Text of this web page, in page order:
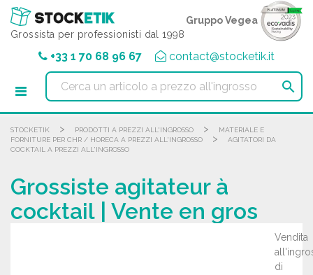
Grossista per professionisti dal 1998
Gruppo Vegea
+33 1 70 68 96 67 contact@stocketik.it

STOCKETIK > PRODOTTI A PREZZI ALL'INGROSSO >
MATERIALE E
FORNITURE PER CHR / HORECA A PREZZI ALL'INGROSSO
>
AGITATORI DA
COCKTAIL A PREZZI ALL'INGROSSO
Grossiste agitateur à
cocktail | Vente en gros
Vendita
di
Pannello di gestione dei cookies